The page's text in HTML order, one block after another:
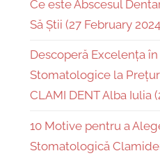
Ce este Abscesul
Să Știi (27 February
Descoperă Excelența
Stomatologice la
CLAMI DENT Alba Iulia
10 Motive pentru a
Stomatologică